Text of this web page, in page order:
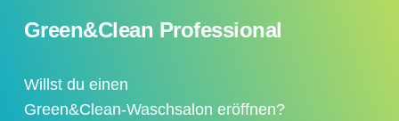
Green&Clean Professional
Willst du einen
Green&Clean-Waschsalon eröffnen?